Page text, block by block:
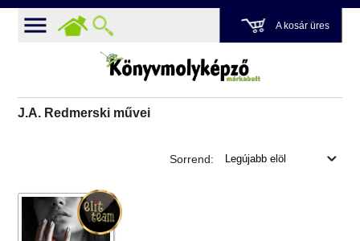
A kosár üres
J.A. Redmerski művei
Sorrend: